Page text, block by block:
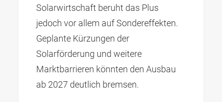
Solarwirtschaft beruht das Plus
jedoch vor allem auf Sondereffekten.
Geplante Kürzungen der
Solarförderung und weitere
Marktbarrieren könnten den Ausbau
ab 2027 deutlich bremsen.